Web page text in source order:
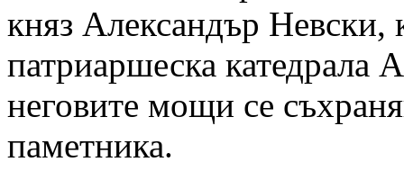
княз Александър Невски,
патриаршеска катедрала
неговите мощи се
паметника.